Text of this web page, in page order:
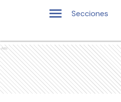
Secciones
Ads